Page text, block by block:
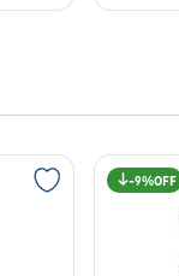
o uso;
ao abrigo da luz;
longe de calor e
9%